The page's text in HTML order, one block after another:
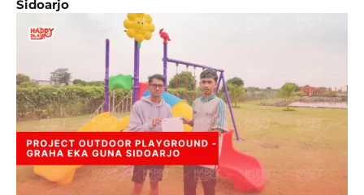
Sidoarjo